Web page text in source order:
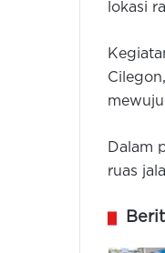
lokasi
Dalam
ruas